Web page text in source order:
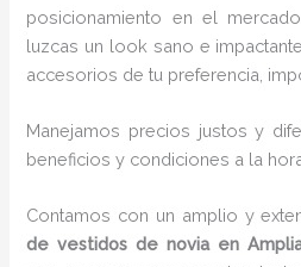
posicionamiento en el
luzcas un look sano e
accesorios de tu preferencia,
Manejamos precios justos y
beneficios y condiciones a la
Contamos con un amplio y
de vestidos de novia en